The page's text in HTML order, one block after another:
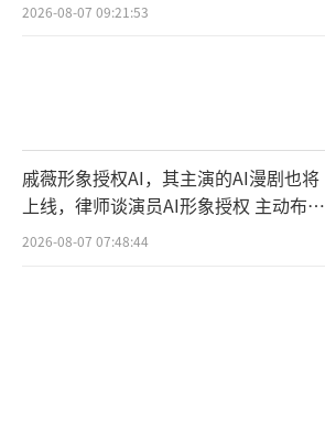
2026-08-07 09:21:53
戚薇形象授权AI，其主演的AI漫剧也将
上线，律师谈演员AI形象授权 主动布局
数字资产
2026-08-07 07:48:44